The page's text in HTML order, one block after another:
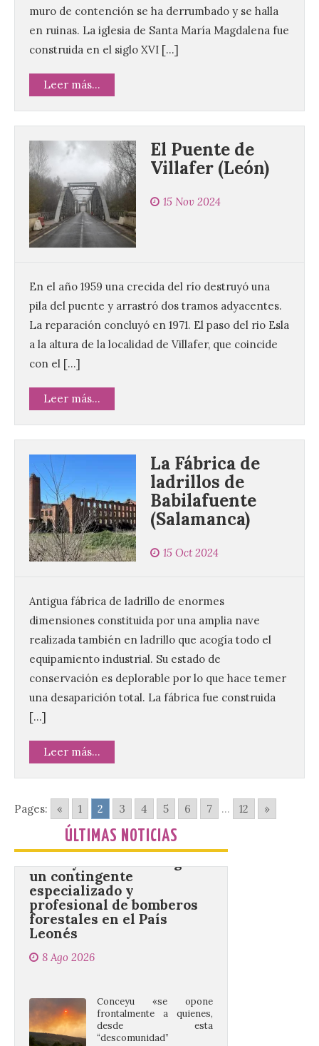
muro de contención se ha derrumbado y se halla
en ruinas. La iglesia de Santa María Magdalena fue
construida en el siglo XVI […]
Leer más...
El Puente de
Villafer (León)
15 Nov 2024
En el año 1959 una crecida del río destruyó una
pila del puente y arrastró dos tramos adyacentes.
La reparación concluyó en 1971. El paso del rio Esla
a la altura de la localidad de Villafer, que coincide
con el […]
Leer más...
La Fábrica de
ladrillos de
Babilafuente
(Salamanca)
15 Oct 2024
Antigua fábrica de ladrillo de enormes
dimensiones constituida por una amplia nave
realizada también en ladrillo que acogía todo el
equipamiento industrial. Su estado de
conservación es deplorable por lo que hace temer
una desaparición total. La fábrica fue construida
[…]
Leer más...
Pages: « 1 2 3 4 5 6 7 ... 12 »
ÚLTIMAS NOTICIAS
La UPSA impulsa la
creación musical con el I
Composición Coral Sacra
8 Ago 2026
Este certamen,
promovido por el Instituto
Universitario de Música
Sacra de la Universidad
(UPSA), premiará composiciones
premio de 3.000 euros. Las candidaturas
podrán presentarse hasta el 30 de
Conceyu vuelve a exigir
un contingente
especializado y
profesional de bomberos
forestales en el País
Leonés
8 Ago 2026
“descomunidad”
antinatural, artificial e
híbrida de Castilla y León, niegan el
cambio climático y anteponen el fomento